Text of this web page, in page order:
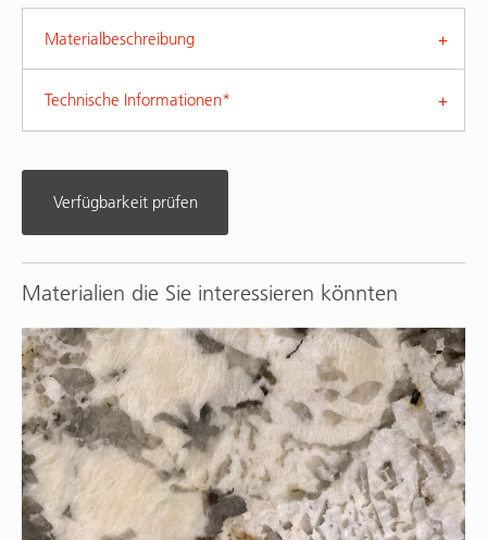
Materialbeschreibung
Technische Informationen*
Verfügbarkeit prüfen
Materialien die Sie interessieren könnten